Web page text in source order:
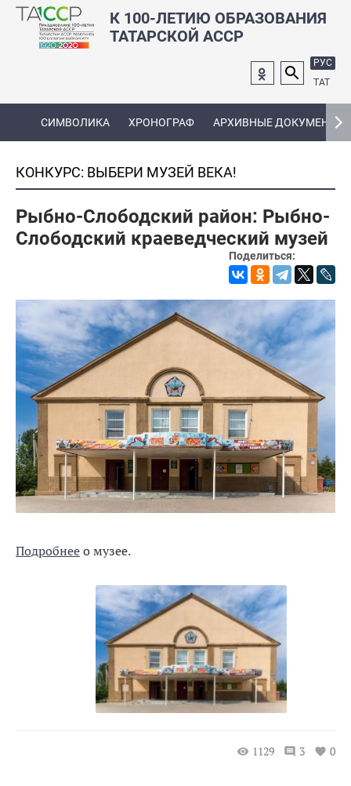
К 100-ЛЕТИЮ ОБРАЗОВАНИЯ
ТАТАРСКОЙ АССР
РУС
ТАТ
СИМВОЛИКА ХРОНОГРАФ АРХИВНЫЕ ДОКУМЕНТЫ
КОНКУРС: ВЫБЕРИ МУЗЕЙ ВЕКА!
Рыбно-Слободский район: Рыбно-
Слободский краеведческий музей
Поделиться:
Подробнеео музее.
1129 3 0